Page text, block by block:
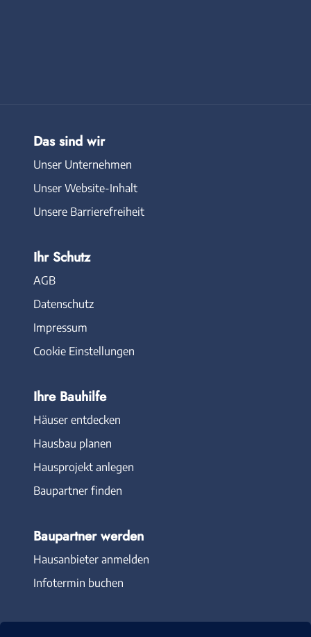
Das sind wir
Unser Unternehmen
Unser Website-Inhalt
Unsere Barrierefreiheit
Ihr Schutz
AGB
Datenschutz
Impressum
Cookie Einstellungen
Ihre Bauhilfe
Häuser entdecken
Hausbau planen
Hausprojekt anlegen
Baupartner finden
Baupartner werden
Hausanbieter anmelden
Infotermin buchen